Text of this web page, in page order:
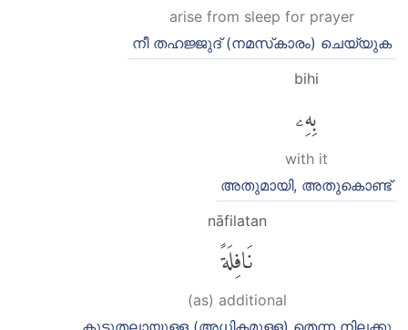
arise from sleep for prayer
നീ തഹജ്ജുദ്‌ (നമസ്‌കാരം) ചെയ്യുക
bihi
بِهِۦ
with it
അതുമായി, അതുകൊണ്ട്
nāfilatan
نَافِلَةً
(as) additional
കൂടുതലായുള്ള (അധികമുള്ള) തെന്ന നിലക്കു